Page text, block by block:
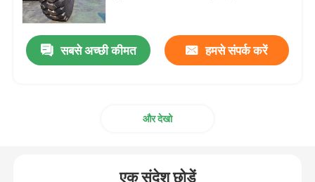
सबसे अच्छी कीमत हमसे संपर्क करें
और देखो
एक संदेश छोड़ें